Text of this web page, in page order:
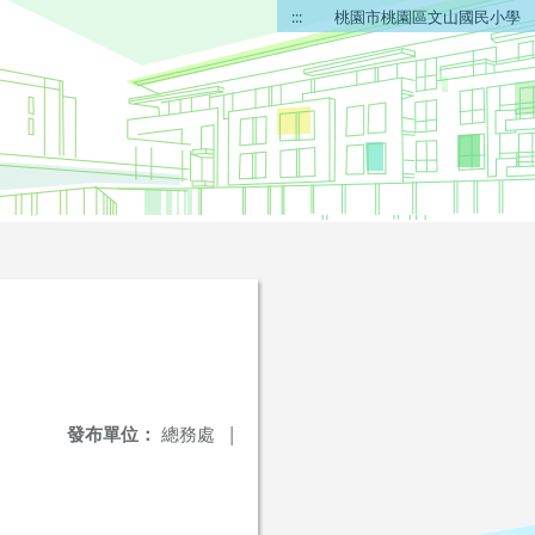
::: 桃園市桃園區文山國民小學
發布單位： 總務處 |